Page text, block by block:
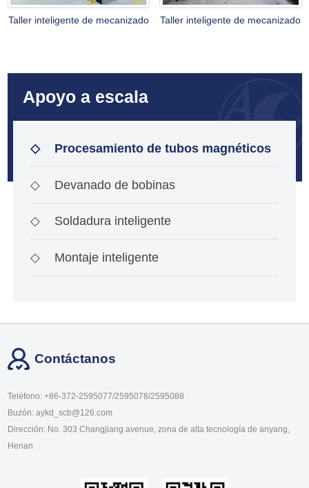
Apoyo a escala
◇ Procesamiento de tubos magnéticos
◇ Devanado de bobinas
◇ Soldadura inteligente
◇ Montaje inteligente
Taller inteligente de mecanizado Taller inteligente de mecanizado
Contáctanos
Teléfono: +86-372-2595077/2595078/2595088
Buzón: aykd_scb@126.com
Dirección: No. 303 Changjiang avenue, zona de alta tecnología de anyang,
Henan